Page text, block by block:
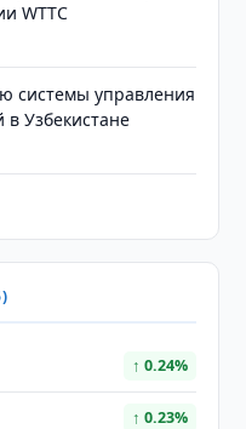
WTTC
системы управления
Узбекистане
↑ 0.24%
↑ 0.23%